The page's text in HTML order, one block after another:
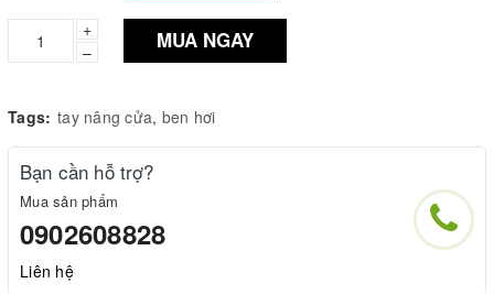
+
–
MUA NGAY
Tags: tay nâng cửa, ben hơi
Bạn cần hỗ trợ?
Mua sản phẩm
0902608828
Liên hệ